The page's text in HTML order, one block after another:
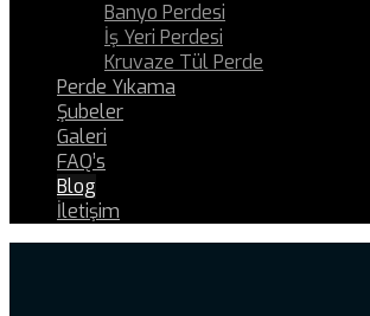
Banyo Perdesi
İş Yeri Perdesi
Kruvaze Tül Perde
Perde Yıkama
Şubeler
Galeri
FAQ’s
Blog
İletişim